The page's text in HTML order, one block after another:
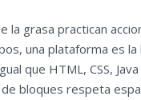
grasa practican
una plataforma es
que HTML, CSS,
bloques respeta